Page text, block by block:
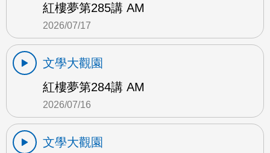
紅樓夢第285講 AM
2026/07/17
文學大觀園
紅樓夢第284講 AM
2026/07/16
文學大觀園